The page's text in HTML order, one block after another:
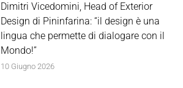
Dimitri Vicedomini, Head of Exterior
Design di Pininfarina: “il design è una
lingua che permette di dialogare con il
Mondo!”
10 Giugno 2026